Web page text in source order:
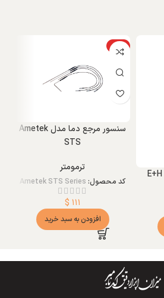
ویژه
سنسور مرجع دما مدل Ametek
STS
ترمومتر
کد محصول: Ametek STS Series
$ ۱۱۱
افزودن به سبد خرید